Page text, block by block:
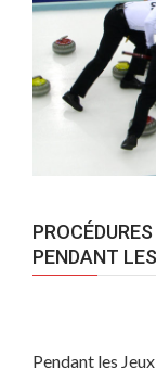
PENDANT
Pendant les